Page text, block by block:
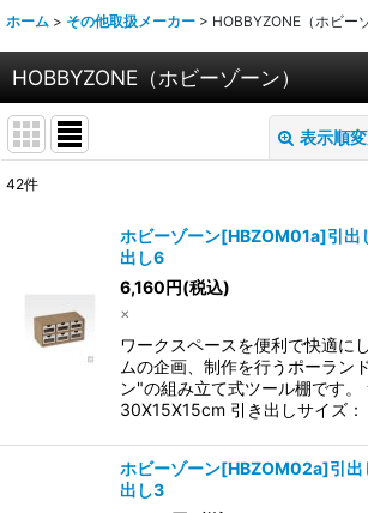
ホーム > その他取扱メーカー > HOBBYZONE（ホビー
HOBBYZONE（ホビーゾーン）
表示順
並び順:
絞り込む
42件
ホビーゾーン[HBZOM01a]引出
出し6
6,160円(税込)
×
ワークスペースを便利で快適に
ムの企画、制作を行うポーラン
ン"の組み立て式ツール棚です。
30X15X15cm 引き出しサイズ
ホビーゾーン[HBZOM02a]引出
出し3